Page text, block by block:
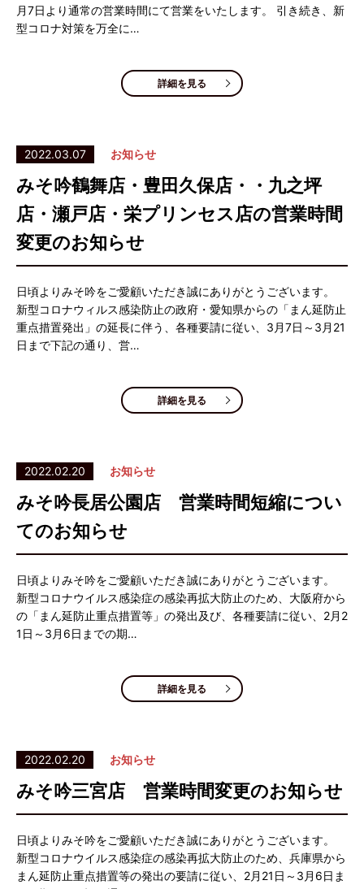
月7日より通常の営業時間にて営業をいたします。 引き続き、新
型コロナ対策を万全に…
詳細を見る
2022.03.07 お知らせ
みそ吟鶴舞店・豊田久保店・・九之坪
店・瀬戸店・栄プリンセス店の営業時間
変更のお知らせ
日頃よりみそ吟をご愛顧いただき誠にありがとうございます。
新型コロナウィルス感染防止の政府・愛知県からの「まん延防止
重点措置発出」の延長に伴う、各種要請に従い、3月7日～3月21
日まで下記の通り、営…
詳細を見る
2022.02.20 お知らせ
みそ吟長居公園店 営業時間短縮につい
てのお知らせ
日頃よりみそ吟をご愛顧いただき誠にありがとうございます。
新型コロナウイルス感染症の感染再拡大防止のため、大阪府から
の「まん延防止重点措置等」の発出及び、各種要請に従い、2月2
1日～3月6日までの期…
詳細を見る
2022.02.20 お知らせ
みそ吟三宮店 営業時間変更のお知らせ
日頃よりみそ吟をご愛顧いただき誠にありがとうございます。
新型コロナウイルス感染症の感染再拡大防止のため、兵庫県から
まん延防止重点措置等の発出の要請に従い、2月21日～3月6日ま